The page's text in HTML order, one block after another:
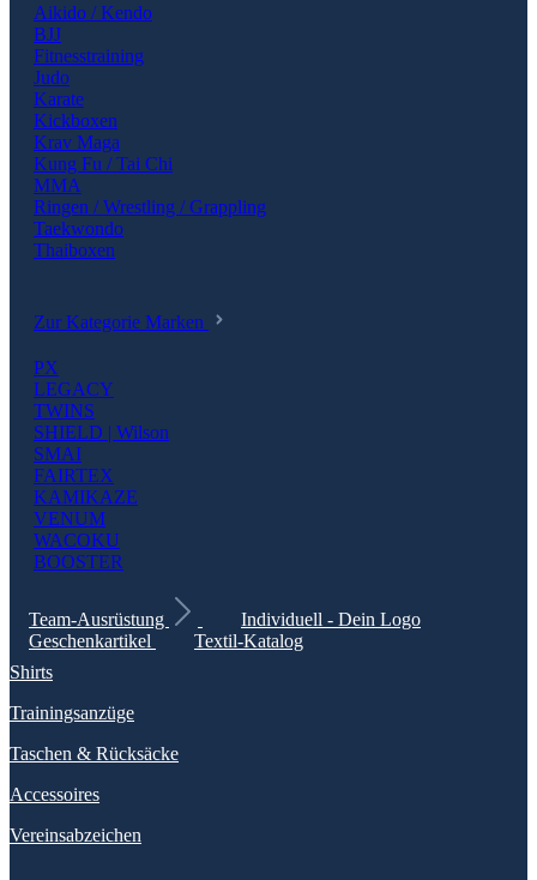
Aikido / Kendo
BJJ
Fitnesstraining
Judo
Karate
Kickboxen
Krav Maga
Kung Fu / Tai Chi
MMA
Ringen / Wrestling / Grappling
Taekwondo
Thaiboxen
Zur Kategorie Marken
PX
LEGACY
TWINS
SHIELD | Wilson
SMAI
FAIRTEX
KAMIKAZE
VENUM
WACOKU
BOOSTER
Team-Ausrüstung
Individuell - Dein Logo
Geschenkartikel
Textil-Katalog
Shirts
Trainingsanzüge
Taschen & Rücksäcke
Accessoires
Vereinsabzeichen